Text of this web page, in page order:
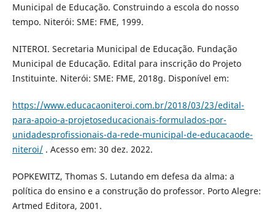
Municipal de Educação. Construindo a escola do nosso
tempo. Niterói: SME: FME, 1999.
NITEROI. Secretaria Municipal de Educação. Fundação
Municipal de Educação. Edital para inscrição do Projeto
Instituinte. Niterói: SME: FME, 2018g. Disponível em:
https://www.educacaoniteroi.com.br/2018/03/23/edital-
para-apoio-a-projetoseducacionais-formulados-por-
unidadesprofissionais-da-rede-municipal-de-educacaode-
niteroi/. Acesso em: 30 dez. 2022.
POPKEWITZ, Thomas S. Lutando em defesa da alma: a
política do ensino e a construção do professor. Porto Alegre:
Artmed Editora, 2001.